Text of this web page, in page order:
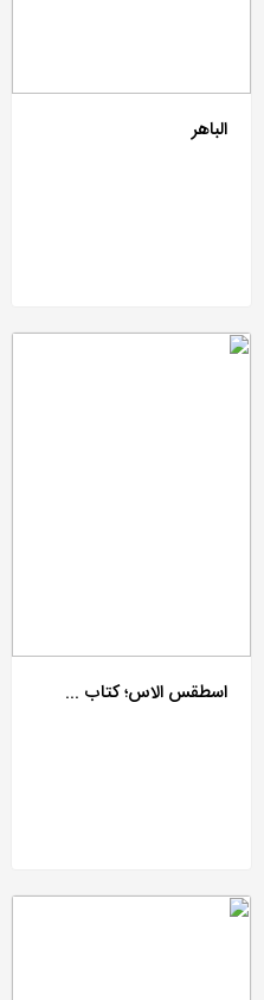
الباهر
اسطقس الاس؛ کتاب ...